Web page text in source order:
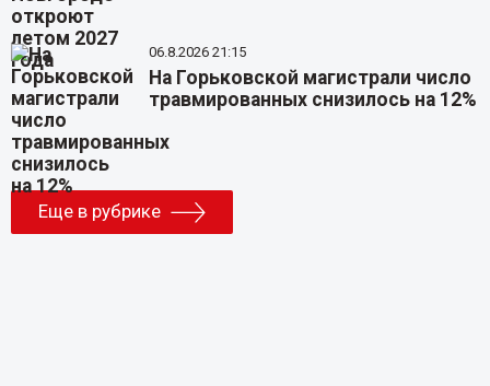
06.8.2026 21:15
На Горьковской магистрали число
травмированных снизилось на 12%
Еще в рубрике